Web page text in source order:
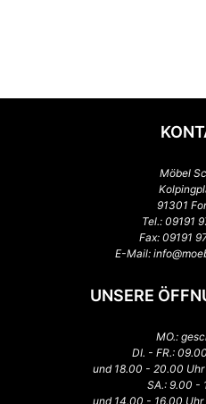
Möbel
91301
Tel.: 09191
Fax: 09191
E-Mail:
UNSERE
MO.:
DI. - FR.:
und 18.00 - 20.00
SA.: 9.00 -
und 14.00 - 16.00